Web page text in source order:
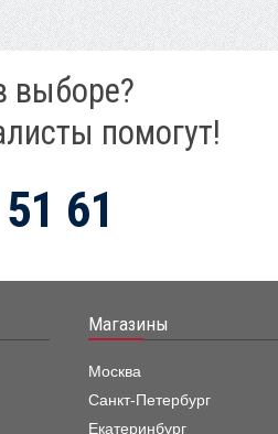
выборе?
помогут!
61
Магазины
Москва
Санкт-Петербург
Екатеринбург